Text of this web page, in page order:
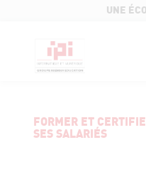
UNE
FORMER ET
SES SALARIÉS